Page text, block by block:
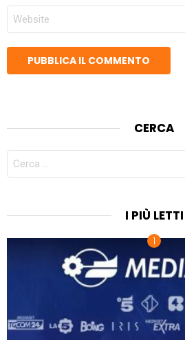
SITO
WEB
CERCA
CERCA
PER:
I PIÙ LETTI